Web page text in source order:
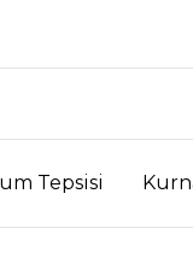
Tepsisi